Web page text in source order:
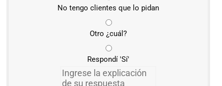
No tengo clientes que lo pidan
Otro ¿cuál?
Respondí 'Sí'